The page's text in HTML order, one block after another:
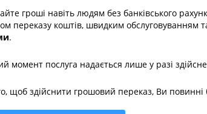
гроші навіть людям без банківського
переказу коштів, швидким обслуговуванням
.
момент послуга надається лише у разі
щоб здійснити грошовий переказ, Ви повинні